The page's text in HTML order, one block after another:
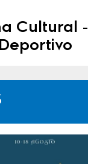
Cultural -